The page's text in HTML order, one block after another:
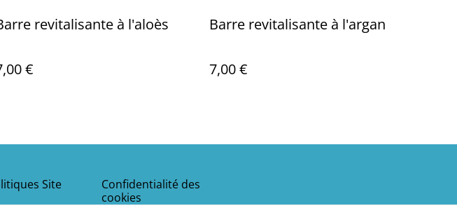
revitalisante à l'aloès
€
Barre revitalisante à l'argan
7,00 €
Site
Confidentialité des
cookies